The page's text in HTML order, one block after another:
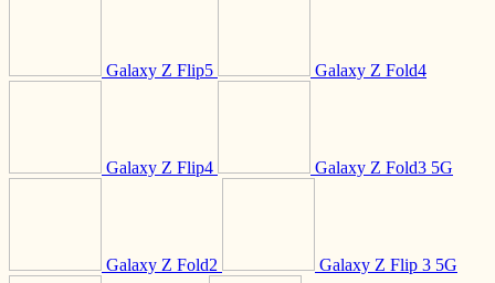
Galaxy Z Flip5 Galaxy Z Fold4
Galaxy Z Flip4 Galaxy Z Fold3 5G
Galaxy Z Fold2 Galaxy Z Flip 3 5G